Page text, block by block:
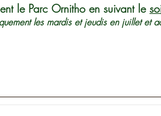
le Parc Ornitho en suivant le
les mardis et jeudis en juillet et